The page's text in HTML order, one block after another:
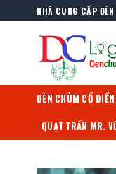
to
NHÀ CUNG CẤP
ĐÈN CHÙM CỔ ĐIỂN
QUẠT TRẦN MR.